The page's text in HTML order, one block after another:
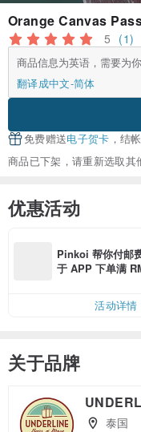
Orange Canvas
5 (1)
商品信息为英语，需要为
翻译成中文-简体
免费赠送电子贺卡 ，结
商品已下架，请重新选取其
优惠活动
Pinkoi 帮你付邮
于 APP 下单满
活动详情
关于品牌
泰国